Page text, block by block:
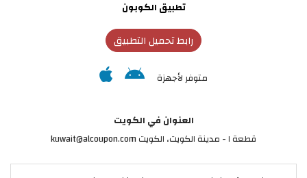
تطبيق الكوبون
رابط تحميل التطبيق
متوفر لأجهزة
العنوان في الكويت
قطعة ١ - مدينة الكويت، الكويت kuwait@alcoupon.com